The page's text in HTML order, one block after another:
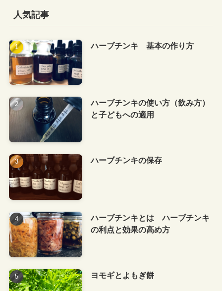
人気記事
ハーブチンキ 基本の作り方
ハーブチンキの使い方（飲み方）
と子どもへの適用
ハーブチンキの保存
ハーブチンキとは ハーブチンキ
の利点と効果の高め方
ヨモギとよもぎ餅